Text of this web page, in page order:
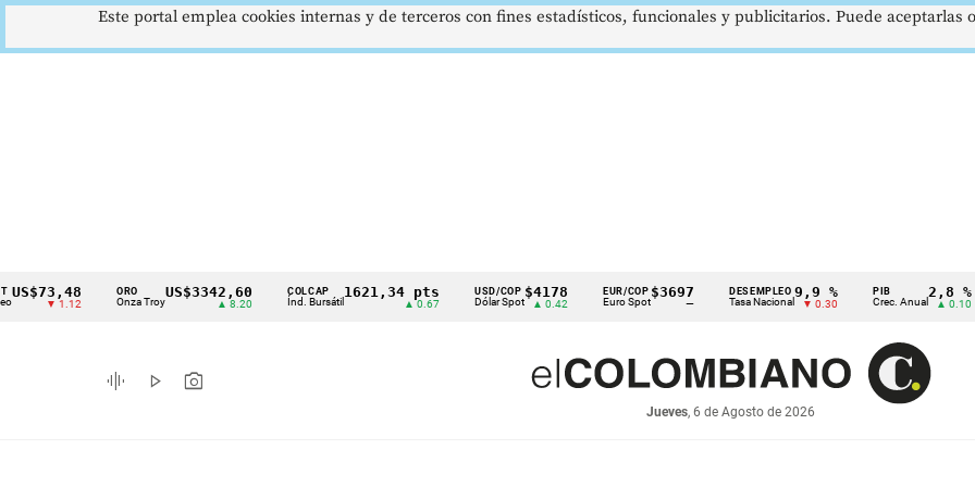
Cintillo
indicadores
económicos
▼ 1.12
ORO
Onza Troy
US$3342,60 COLCAP
Índ. Bursátil
1621,34 pts USD/COP
Dólar Spot
$4178
▲ 0.42
EUR/COP
Euro Spot
$3697
—
DESEMPLEO
Tasa Nacional
9,9 %
▼ 0.30
PIB
Crec. Anual
2,8 %
▲ 0.10
graphic_eq play_arrow photo_camera
Jueves, 6 de Agosto de 2026
Este portal emplea cookies internas y de terceros con fines estadísticos, funcionales y publicitarios. Puede aceptarlas